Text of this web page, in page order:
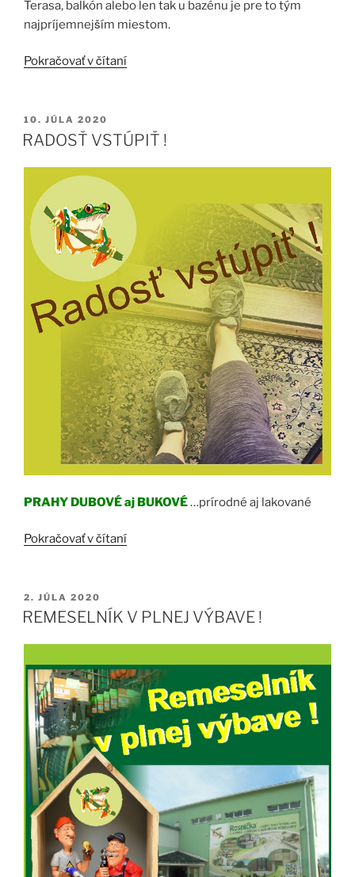
Terasa, balkón alebo len tak u bazénu je pre to tým
najpríjemnejším miestom.
Pokračovať v čítaní„TERASA
PUBLIKOVANÉ
10. JÚLA 2020
RADOSŤ VSTÚPIŤ !
PRAHY DUBOVÉ aj BUKOVÉ…prírodné aj lakované
Pokračovať v čítaní„RADOSŤ
PUBLIKOVANÉ
2. JÚLA 2020
REMESELNÍK V PLNEJ VÝBAVE !